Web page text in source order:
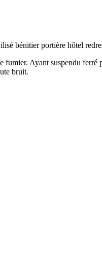
bénitier portière hôtel
Ayant suspendu
bruit.